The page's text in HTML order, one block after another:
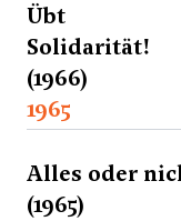
Übt
Solidarität!
(1966)
1965
Alles oder
(1965)